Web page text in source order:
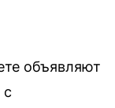
объявляют
с